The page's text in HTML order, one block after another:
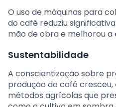
O uso de máquinas para
do café reduziu
mão de obra e melhorou a
Sustentabilidade
A conscientização sobre
produção de café
métodos agrícolas que